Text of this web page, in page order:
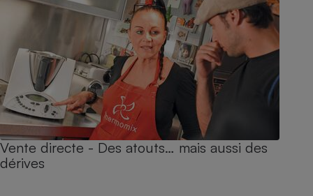
Vente directe - Des atouts… mais aussi des
dérives